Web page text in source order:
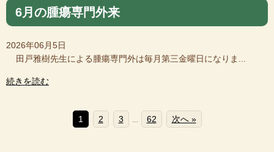
6月の腫瘍専門外来
2026年06月5日
田戸雅樹先生による腫瘍専門外は毎月第三金曜日になりま...
続きを読む
1 2 3 62 次へ »